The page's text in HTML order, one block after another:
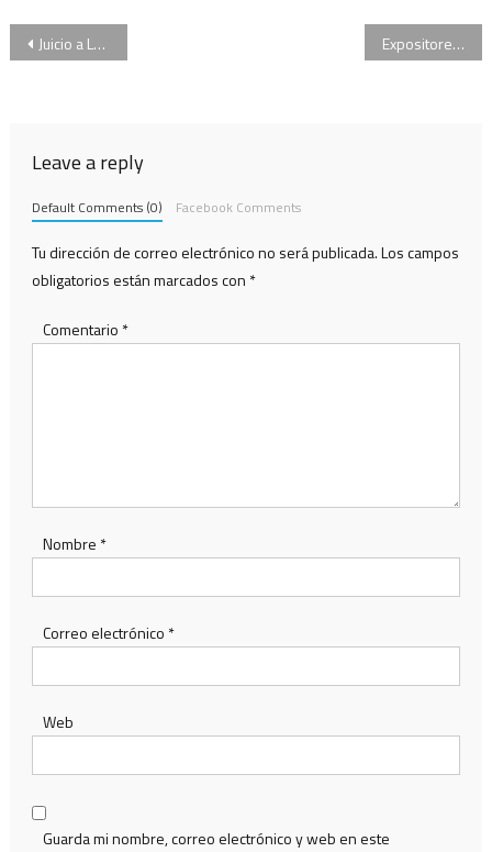
Navegación
Juicio a Los Monos| Los fiscales apelarán las absoluciones y destacaron: “Las condenas fueron contundentes” Expositores, marchas y contramarchas: comienza el debate por el aborto en el Congreso
Leave a reply
Default Comments (0) Facebook Comments
Tu dirección de correo electrónico no será publicada.Los campos
obligatorios están marcados con *
Comentario *
Nombre *
Correo electrónico *
Web
Guarda mi nombre, correo electrónico y web en este